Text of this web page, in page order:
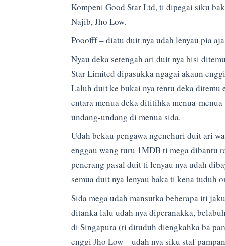
Kompeni Good Star Ltd, ti dipegai siku
Najib, Jho Low.
Pooofff – diatu duit nya udah lenyau pia
Nyau deka setengah ari duit nya bisi
Star Limited dipasukka ngagai akaun
Laluh duit ke bukai nya tentu deka ditemu
entara menua deka dititihka menua-
undang-undang di menua sida.
Udah bekau pengawa ngenchuri duit ari
enggau wang turu 1MDB ti mega dibantu
penerang pasal duit ti lenyau nya udah
semua duit nya lenyau baka ti kena tuduh
Sida mega udah mansutka beberapa iti
ditanka lalu udah nya diperanakka,
di Singapura (ti dituduh diengkahka ba
enggi Jho Low – udah nya siku staf